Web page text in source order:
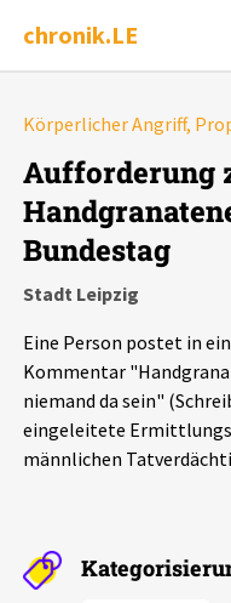
chronik.LE
Chronik
Dossiers
Leipziger Zustände
Schlaglichter
Aktuelles
Körperlicher Angriff,
Aufforderung
Bundestag
Stadt Leipzig
Eine Person postet in
Kommentar
niemand da sein"
eingeleitete
männlichen
Alle
Ereignisse
Ereignisse